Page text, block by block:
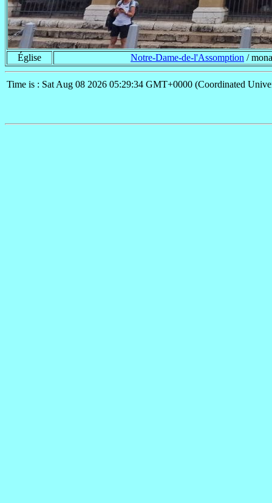
Église Notre-Dame-de-l'Assomption /
Time is : Sat Aug 08 2026 05:29:34 GMT+0000 (Coordinated